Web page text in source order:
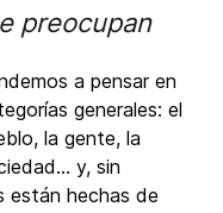
preocupan
a pensar en
generales: el
la gente, la
y, sin
están hechas de